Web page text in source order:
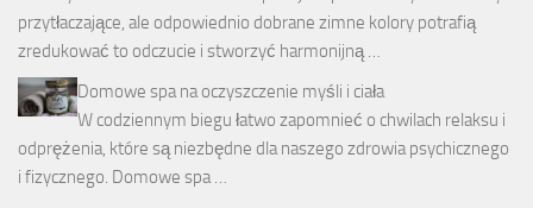
przytłaczające, ale odpowiednio dobrane zimne kolory potrafią
zredukować to odczucie i stworzyć harmonijną …
Domowe spa na oczyszczenie myśli i ciała
W codziennym biegu łatwo zapomnieć o chwilach relaksu i
odprężenia, które są niezbędne dla naszego zdrowia psychicznego
i fizycznego. Domowe spa …